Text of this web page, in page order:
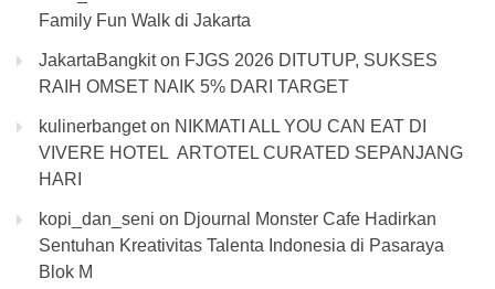
Family Fun Walk di Jakarta
JakartaBangkiton FJGS 2026 DITUTUP, SUKSES
RAIH OMSET NAIK 5% DARI TARGET
kulinerbangeton NIKMATI ALL YOU CAN EAT DI
VIVERE HOTEL ARTOTEL CURATED SEPANJANG
HARI
kopi_dan_seni on Djournal Monster Cafe Hadirkan
Sentuhan Kreativitas Talenta Indonesia di Pasaraya
Blok M